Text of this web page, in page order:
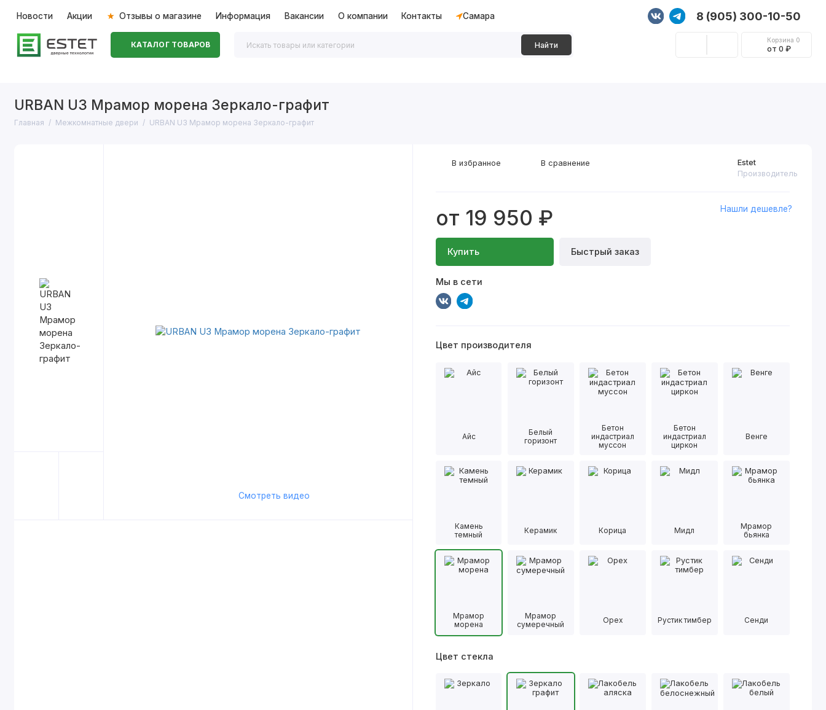
Новости Акции Отзывы о магазине Информация Вакансии О компании Контакты Самара 8 (905) 300-10-50
КАТАЛОГ ТОВАРОВ Найти
Корзина 0
от 0 ₽
URBAN U3 Мрамор морена Зеркало-графит
Главная Межкомнатные двери URBAN U3 Мрамор морена Зеркало-графит
Смотреть видео
Estet
Производитель
от 19 950 ₽
Купить Быстрый заказ
Нашли дешевле?
Мы в сети
В избранное В сравнение
Цвет производителя
Айс
Белый
горизонт
Бетон
индастриал
муссон
Бетон
индастриал
циркон
Венге
Камень
темный
Керамик Корица Мидл
Мрамор
бьянка
Мрамор
морена
Мрамор
сумеречный
Орех Рустик тимбер Сенди
Цвет стекла